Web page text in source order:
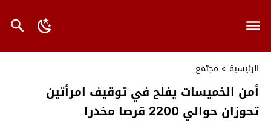
الرئيسية » مجتمع
أمن الخميسات يفلح في توقيف امرأتين
تحوزان حوالي 2200 قرصا مخدرا